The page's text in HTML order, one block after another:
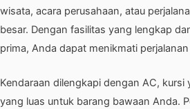
wisata, acara perusahaan, atau
besar. Dengan fasilitas yang lengkap
prima, Anda dapat menikmati
Kendaraan dilengkapi dengan AC, kursi
yang luas untuk barang bawaan Anda.